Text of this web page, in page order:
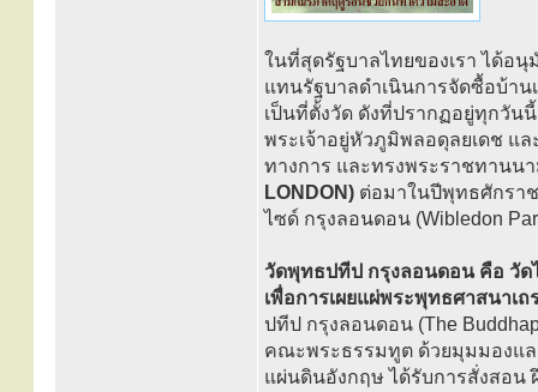
ในที่สุดรัฐบาลไทยของเรา ได้อ
แทนรัฐบาลดำเนินการจัดซื้อบ้านเ
เป็นที่ตั้งวัด ดังที่ปรากฏอยู่ทุกวัน
พระเจ้าอยู่หัวภูมิพลอดุลยเดช แล
ทางการ และทรงพระราชทานน
LONDON) ต่อมาในปีพุทธศักราช
ไซด์ กรุงลอนดอน (Wibledon
วัดพุทธปทีป กรุงลอนดอน คือ วั
เพื่อการเผยแผ่พระพุทธศาสนาเ
ปทีป กรุงลอนดอน (The
คณะพระธรรมทูต ด้วยมุมมองแ
แผ่นดินอังกฤษ ได้รับการสั่งสอน